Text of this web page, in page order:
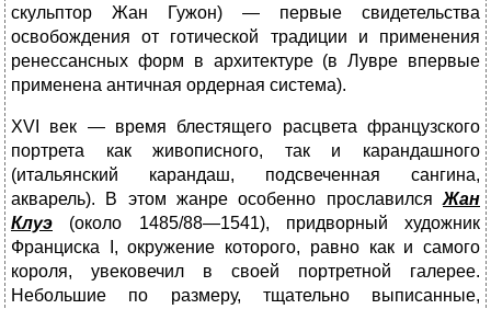
скульптор Жан Гужон) — первые свидетельства
освобождения от готической традиции и применения
ренессансных форм в архитектуре (в Лувре впервые
применена античная ордерная система).
XVI век — время блестящего расцвета французского
портрета как живописного, так и карандашного
(итальянский карандаш, подcвеченная сангина,
акварель). В этом жанре особенно прославился Жан
Клуэ (около 1485/88—1541), придворный художник
Франциска I, окружение которого, равно как и самого
короля, увековечил в своей портретной галерее.
Небольшие по размеру, тщательно выписанные,